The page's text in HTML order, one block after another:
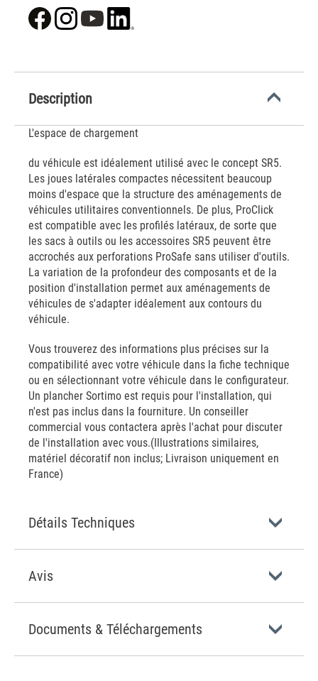
Description
L'espace de chargement
du véhicule est idéalement utilisé avec le concept SR5.
Les joues latérales compactes nécessitent beaucoup
moins d'espace que la structure des aménagements de
véhicules utilitaires conventionnels. De plus, ProClick
est compatible avec les profilés latéraux, de sorte que
les sacs à outils ou les accessoires SR5 peuvent être
accrochés aux perforations ProSafe sans utiliser d'outils.
La variation de la profondeur des composants et de la
position d'installation permet aux aménagements de
véhicules de s'adapter idéalement aux contours du
véhicule.
Vous trouverez des informations plus précises sur la
compatibilité avec votre véhicule dans la fiche technique
ou en sélectionnant votre véhicule dans le configurateur.
Un plancher Sortimo est requis pour l'installation, qui
n'est pas inclus dans la fourniture. Un conseiller
commercial vous contactera après l'achat pour discuter
de l'installation avec vous.(Illustrations similaires,
matériel décoratif non inclus; Livraison uniquement en
France)
Détails Techniques
Avis
Documents & Téléchargements